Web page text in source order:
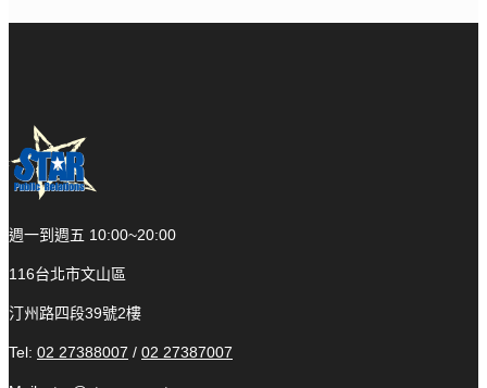
週一到週五 10:00~20:00
116台北市文山區
汀州路四段39號2樓
Tel: 02 27388007 / 02 27387007